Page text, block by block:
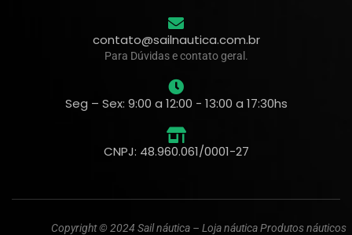
contato@sailnautica.com.br
Para Dúvidas e contato geral.
Seg – Sex: 9:00 a 12:00 - 13:00 a 17:30hs
CNPJ: 48.960.061/0001-27
Copyright © 2024 Sail náutica – Loja náutica Produtos náuticos